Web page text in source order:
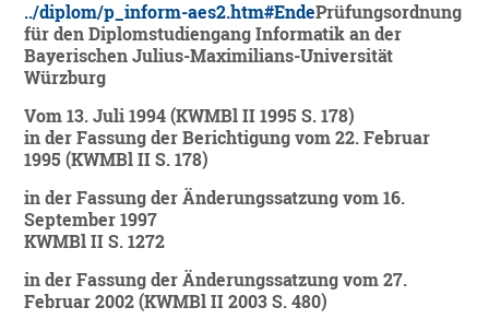
../diplom/p_inform-aes2.htm#EndePrüfungsordnung
für den Diplomstudiengang Informatik an der
Bayerischen Julius-Maximilians-Universität
Würzburg
Vom 13. Juli 1994 (KWMBl II 1995 S. 178)
in der Fassung der Berichtigung vom 22. Februar
1995 (KWMBl II S. 178)
in der Fassung der Änderungssatzung vom 16.
September 1997
KWMBl II S. 1272
in der Fassung der Änderungssatzung vom 27.
Februar 2002 (KWMBl II 2003 S. 480)